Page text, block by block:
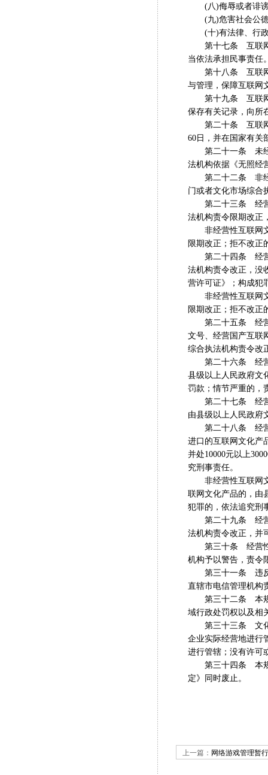
(八)侮辱或者诽谤
(九)危害社会公德
(十)有法律、行政
第十七条 互联网文
当依法承担民事责任
第十八条 互联网文
与管理，保障互联网
第十九条 互联网文
保存有关记录，向所
第二十条 互联网文
60日，并在国家有关
第二十一条 未经批
法机构依据《无照经
第二十二条 非经营
门或者文化市场综合
第二十三条 经营性
法机构责令限期改正
非经营性互联网文
限期改正；拒不改正
第二十四条 经营性
法机构责令改正，没
营许可证》；构成犯
非经营性互联网文
限期改正；拒不改正
第二十五条 经营性
文号、经营国产互联
综合执法机构责令改
第二十六条 经营性
县级以上人民政府文
罚款；情节严重的，
第二十七条 经营性
由县级以上人民政府
第二十八条 经营性
进口的互联网文化产
并处10000元以上
究刑事责任。
非经营性互联网文
联网文化产品的，由
犯罪的，依法追究刑
第二十九条 经营性
法机构责令改正，并
第三十条 经营性互
机构予以警告，责令
第三十一条 违反本
直辖市电信管理机构
第三十二条 本规定
域行政处罚权以及相
第三十三条 文化行
企业实际经营地进行
进行管辖；没有许可
第三十四条 本规定
定》同时废止。
上一篇： 网络游戏管理暂